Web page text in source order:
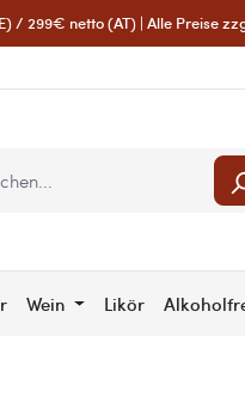
/ 299€ netto (AT) | Alle Preise
Wein Likör